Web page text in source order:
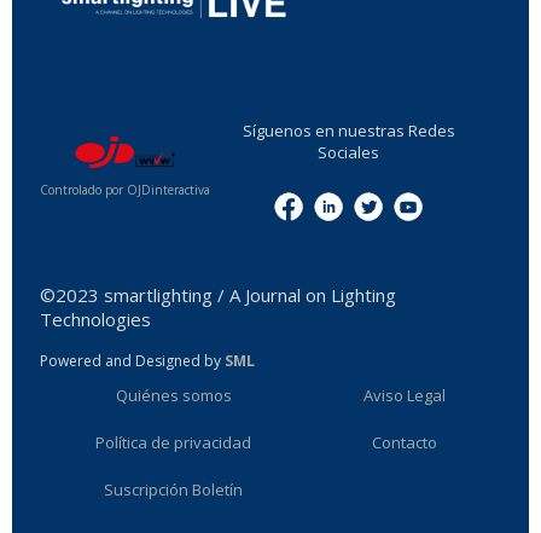
Controlado por OJDinteractiva
Síguenos en nuestras Redes
Sociales
©2023 smartlighting / A Journal on Lighting
Technologies
Powered and Designed by SML
Quiénes somos Aviso Legal
Política de privacidad Contacto
Suscripción Boletín